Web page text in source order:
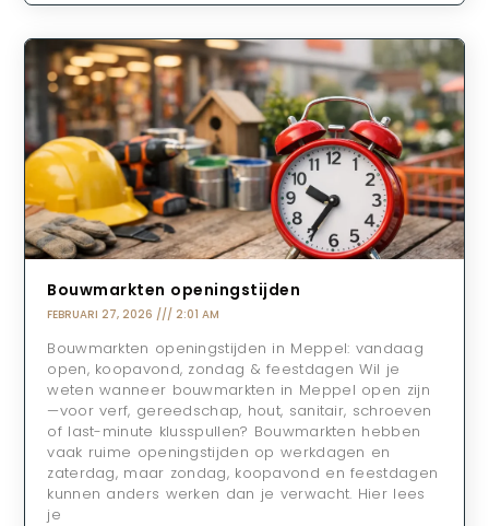
Bouwmarkten openingstijden
FEBRUARI 27, 2026 2:01 AM
Bouwmarkten openingstijden in Meppel: vandaag
open, koopavond, zondag & feestdagen Wil je
weten wanneer bouwmarkten in Meppel open zijn
—voor verf, gereedschap, hout, sanitair, schroeven
of last-minute klusspullen? Bouwmarkten hebben
vaak ruime openingstijden op werkdagen en
zaterdag, maar zondag, koopavond en feestdagen
kunnen anders werken dan je verwacht. Hier lees
je